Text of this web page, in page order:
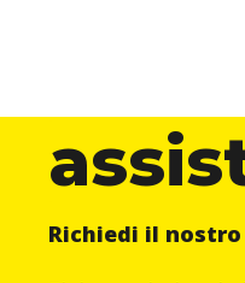
Richiedi il